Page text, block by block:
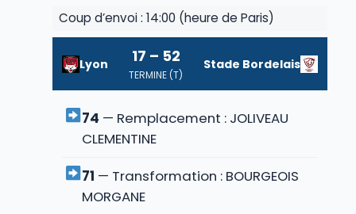
Coup d’envoi : 14:00 (heure de Paris)
Lyon 17 – 52
TERMINE (T)
Stade Bordelais
74 — Remplacement : JOLIVEAU
CLEMENTINE
71 — Transformation : BOURGEOIS
MORGANE